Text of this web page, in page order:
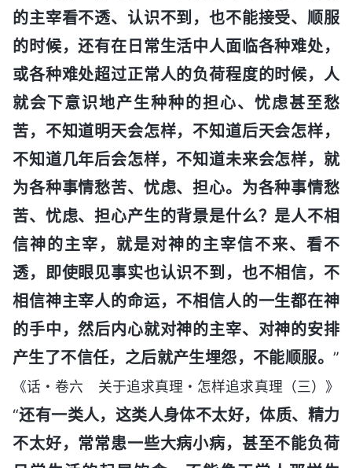
的主宰看不透、认识不到，也不能接受、顺服
的时候，还有在日常生活中人面临各种难处，
或各种难处超过正常人的负荷程度的时候，人
就会下意识地产生种种的担心、忧虑甚至愁
苦，不知道明天会怎样，不知道后天会怎样，
不知道几年后会怎样，不知道未来会怎样，就
为各种事情愁苦、忧虑、担心。为各种事情愁
苦、忧虑、担心产生的背景是什么？是人不相
信神的主宰，就是对神的主宰信不来、看不
透，即使眼见事实也认识不到，也不相信，不
相信神主宰人的命运，不相信人的一生都在神
的手中，然后内心就对神的主宰、对神的安排
产生了不信任，之后就产生埋怨，不能顺服。 ”
《话・卷六 关于追求真理・怎样追求真理（三）》
“还有一类人，这类人身体不太好，体质、精力
不太好，常常患一些大病小病，甚至不能负荷